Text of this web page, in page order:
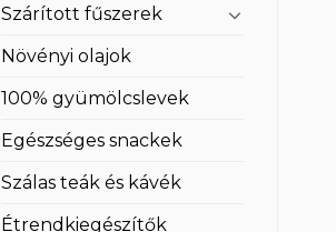
Szárított fűszerek
Növényi olajok
100% gyümölcslevek
Egészséges snackek
Szálas teák és kávék
Étrendkiegészítők